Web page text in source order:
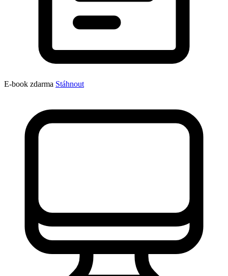
E-book zdarma Stáhnout